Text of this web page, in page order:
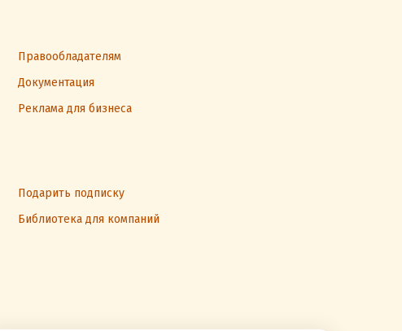
Правообладателям
Документация
Реклама для бизнеса
Подарить подписку
Библиотека для компаний